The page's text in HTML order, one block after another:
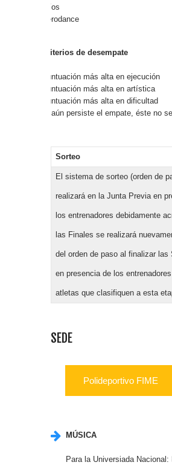
Tríos
Aerodance
Criterios de desempate
Puntuación más alta en ejecución
Puntuación más alta en artística
Puntuación más alta en dificultad
Si aún persiste el empate, éste no
Sorteo
El sistema de sorteo (orden de
realizará en la Junta Previa en
los entrenadores debidamente
las Finales se realizará
del orden de paso al finalizar las
en presencia de los
atletas que clasifiquen a esta
SEDE
Polideportivo FIME
MÚSICA
Para la Universiada Nacional: